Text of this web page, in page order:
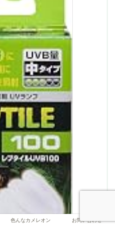
色んなカメレオン お問い合わせ